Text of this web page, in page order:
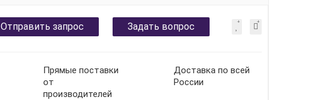
Отправить запрос Задать вопрос
Прямые поставки
от
производителей
Доставка по всей
России